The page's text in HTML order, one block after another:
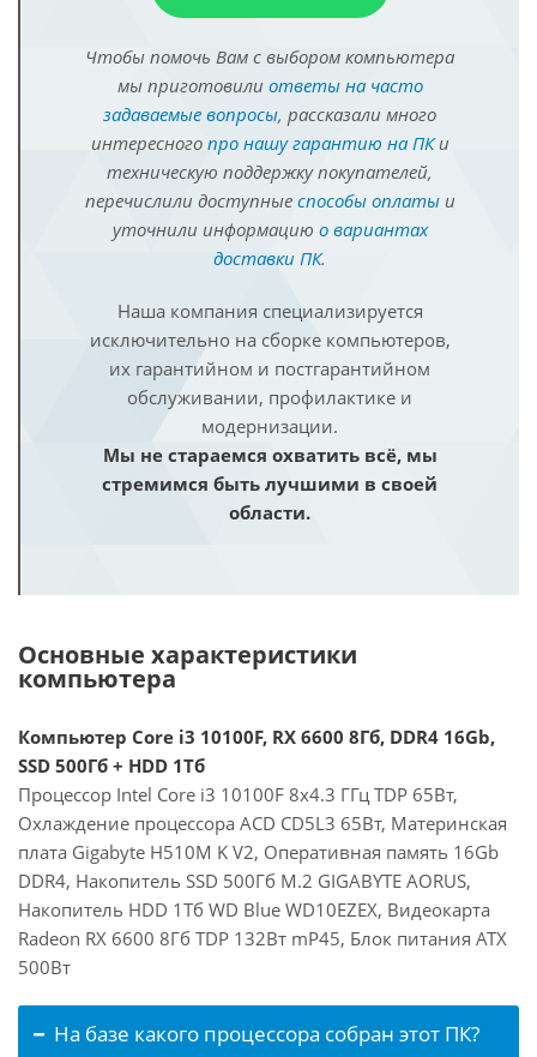
Чтобы помочь Вам с выбором компьютера
мы приготовили ответы на часто
задаваемые вопросы, рассказали много
интересного про нашу гарантию на ПКи
техническую поддержку покупателей,
перечислили доступные способы оплатыи
уточнили информацию о вариантах
доставки ПК.
Наша компания специализируется
исключительно на сборке компьютеров,
их гарантийном и постгарантийном
обслуживании, профилактике и
модернизации.
Мы не стараемся охватить всё, мы
стремимся быть лучшими в своей
области.
Основные характеристики
компьютера
Компьютер Core i3 10100F, RX 6600 8Гб, DDR4 16Gb,
SSD 500Гб + HDD 1Тб
Процессор Intel Core i3 10100F 8x4.3 ГГц TDP 65Вт,
Охлаждение процессора ACD CD5L3 65Вт, Материнская
плата Gigabyte H510M K V2, Оперативная память 16Gb
DDR4, Накопитель SSD 500Гб M.2 GIGABYTE AORUS,
Накопитель HDD 1Тб WD Blue WD10EZEX, Видеокарта
Radeon RX 6600 8Гб TDP 132Вт mP45, Блок питания ATX
500Вт
На базе какого процессора собран этот ПК?